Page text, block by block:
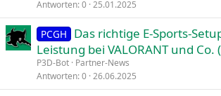
Antworten 0 25.01.2025
PCGH
Das richtige E-Sports-
Leistung bei VALORANT und Co.
P3D-Bot Partner-News
Antworten 0 26.06.2025